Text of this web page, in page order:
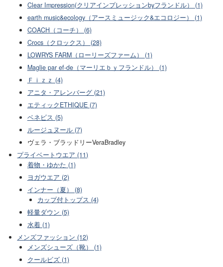
Clear Impression(クリアインプレッションbyフランドル） (1)
earth music&ecology（アースミュージック&エコロジー） (1)
COACH（コーチ） (6)
Crocs（クロックス） (28)
LOWRYS FARM（ローリーズファーム） (1)
Maglie par ef-de（マーリエｂｙフランドル） (1)
Ｆｉｚｚ (4)
アニタ・アレンバーグ (21)
エティックETHIQUE (7)
ベネビス (5)
ルージュヌール (7)
ヴェラ・ブラッドリーVeraBradley
プライベートウエア (11)
着物・ゆかた (1)
ヨガウエア (2)
インナー（夏） (8)
カップ付トップス (4)
軽量ダウン (5)
水着 (1)
メンズファッション (12)
メンズシューズ（靴） (1)
クールビズ (1)